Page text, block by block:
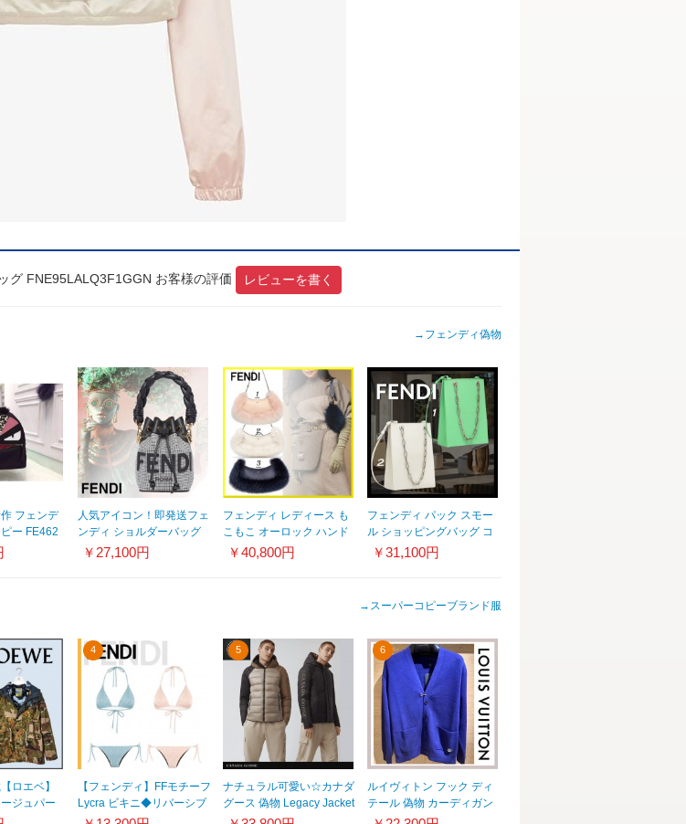
グ FNE95LALQ3F1GGN お客様の評価 レビューを書く
→ フェンディ偽物
フェンデ
ー FE462
人気アイコン！即発送フェ
ンディ ショルダーバッグ
偽物 モン トレゾール バケ
￥27,100円
フェンディ レディース も
こもこ オーロック ハンド
バッグ 偽物 ロゴ 3色
￥40,800円
フェンディ パック スモー
ル ショッピングバッグ コ
ピー 2色
￥31,100円
→ スーパーコピーブランド服
ロエベ】
ジュパー
4
【フェンディ】FFモチーフ
Lycra ビキニ◆リバーシブ
ル 偽物
5
ナチュラル可愛い☆カナダ
グース 偽物 Legacy Jacket
Reflective リバーシブルダ
6
ルイヴィトン フック ディ
テール 偽物 カーディガン
1AA4T3